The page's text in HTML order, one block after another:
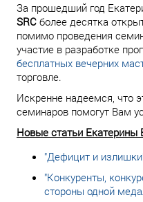
За прошедший год
SRC более десятка
помимо проведения
участие в разработке
бесплатных вечерних
торговле.
Искренне надеемся, что
семинаров помогут Вам
Новые статьи Екатерины
"Дефицит и
"Конкуренты,
стороны одной